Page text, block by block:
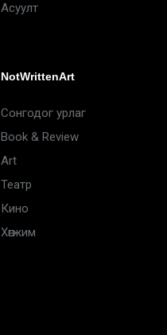
Асуулт
NotWrittenArt
Сонгодог урлаг
Book & Review
Art
Театр
Кино
Хөгжим